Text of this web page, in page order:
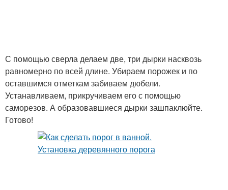
С помощью сверла делаем две, три дырки насквозь
равномерно по всей длине. Убираем порожек и по
оставшимся отметкам забиваем дюбели.
Устанавливаем, прикручиваем его с помощью
саморезов. А образовавшиеся дырки зашпаклюйте.
Готово!